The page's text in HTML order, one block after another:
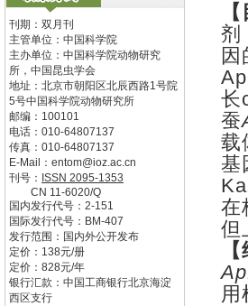
刊期：双月刊
主管单位： 中国科学院
主办单位： 中国科学院动物研究
所，中国昆虫学会
地址： 北京市朝阳区北辰西路1号院
5号中国科学院动物研究所
邮编： 100101
电话： 010-64807137
传真： 010-64807137
E-Mail： entom@ioz.ac.cn
刊号： ISSN 2095-1353
CN 11-6020/Q
国内发行代号： 2-151
国际发行代号： BM-407
发行范围：国内外公开发布
定价： 138元/册
定价： 828元/年
银行汇款：中国工商银行北京海淀
西区支行
剂
长
蚕
载
基
在
但
用